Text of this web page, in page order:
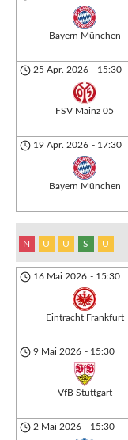
Bayern München
25 Apr. 2026 - 15:30
FSV Mainz 05
19 Apr. 2026 - 17:30
Bayern München
N U U S U
16 Mai 2026 - 15:30
Eintracht Frankfurt
9 Mai 2026 - 15:30
VfB Stuttgart
2 Mai 2026 - 15:30